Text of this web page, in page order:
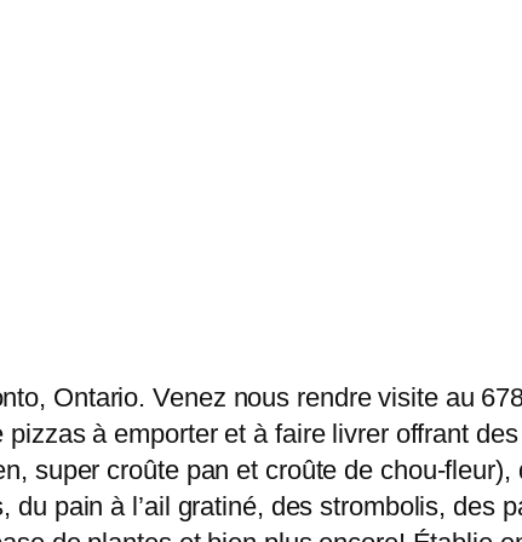
Ontario. Venez nous rendre visite au
à emporter et à faire livrer offrant
super croûte pan et croûte de chou-
pain à l’ail gratiné, des strombolis, des